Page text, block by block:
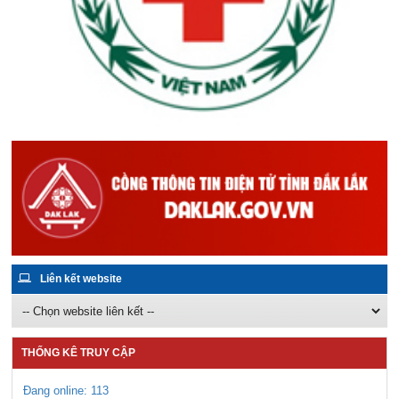
Liên kết website
THỐNG KÊ TRUY CẬP
Đang online: 113